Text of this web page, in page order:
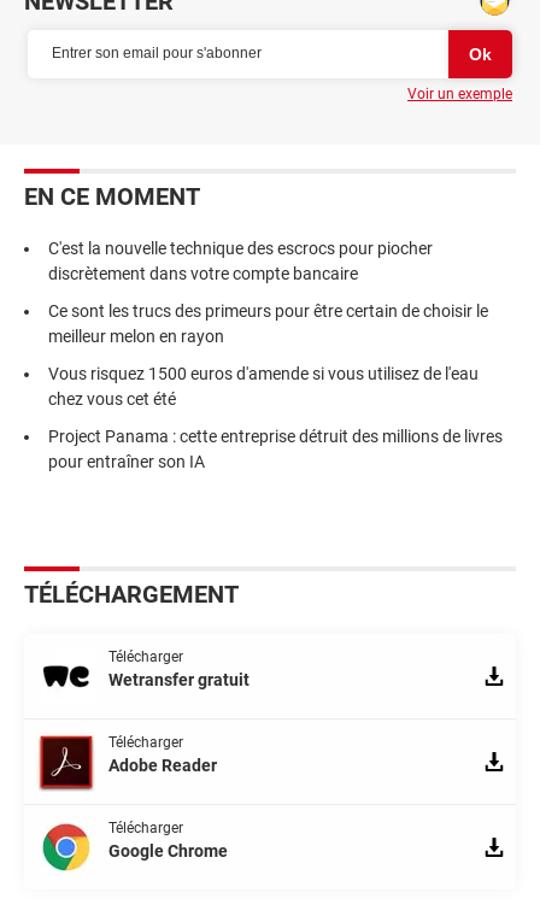
Voir un exemple
EN CE MOMENT
C'est la nouvelle technique des escrocs pour piocher
discrètement dans votre compte bancaire
Ce sont les trucs des primeurs pour être certain de choisir le
meilleur melon en rayon
Vous risquez 1500 euros d'amende si vous utilisez de l'eau
chez vous cet été
Project Panama : cette entreprise détruit des millions de livres
pour entraîner son IA
TÉLÉCHARGEMENT
Télécharger
Wetransfer gratuit
Télécharger
Adobe Reader
Télécharger
Google Chrome